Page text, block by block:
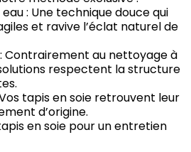
: Une technique douce qui
et ravive l’éclat naturel de
Contrairement au nettoyage à
respectent la structure
tapis en soie retrouvent leur
d’origine.
en soie pour un entretien